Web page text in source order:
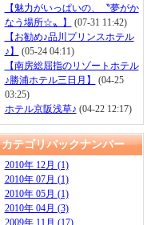
【魅力がいっぱいの、〝夢がか
なう場所☆〟】
(07-31 11:42)
【お勧め♪品川プリンスホテル
♪】
(05-24 04:11)
【南房総屈指のリゾートホテル
♪勝浦ホテル三日月】
(04-25
03:25)
ホテル京阪浅草♪ (04-22 12:17)
カテゴリバックナンバー
2010年 12月 (1)
2010年 07月 (1)
2010年 05月 (1)
2010年 04月 (3)
2009年 11月 (17)